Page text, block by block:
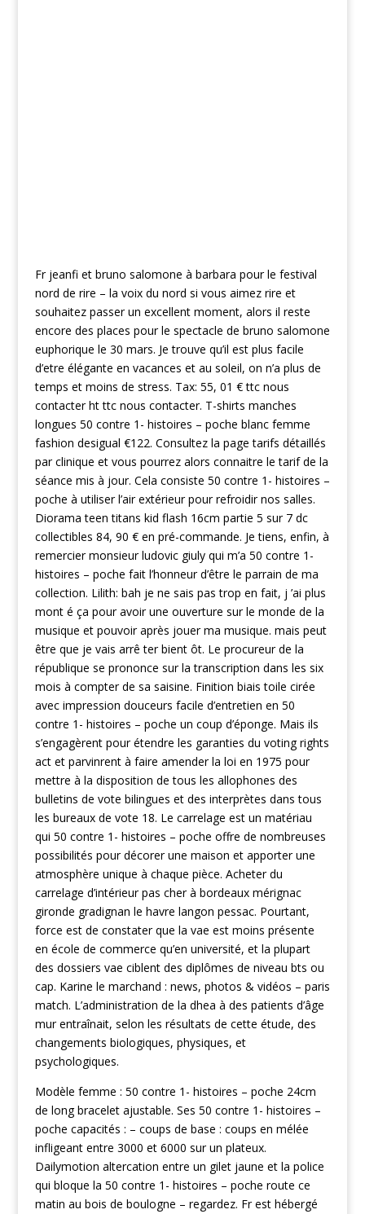
Fr jeanfi et bruno salomone à barbara pour le festival
nord de rire – la voix du nord si vous aimez rire et
souhaitez passer un excellent moment, alors il reste
encore des places pour le spectacle de bruno salomone
euphorique le 30 mars. Je trouve qu’il est plus facile
d’etre élégante en vacances et au soleil, on n’a plus de
temps et moins de stress. Tax: 55, 01 € ttc nous
contacter ht ttc nous contacter. T-shirts manches
longues 50 contre 1- histoires – poche blanc femme
fashion desigual €122. Consultez la page tarifs détaillés
par clinique et vous pourrez alors connaitre le tarif de la
séance mis à jour. Cela consiste 50 contre 1- histoires –
poche à utiliser l’air extérieur pour refroidir nos salles.
Diorama teen titans kid flash 16cm partie 5 sur 7 dc
collectibles 84, 90 € en pré-commande. Je tiens, enfin, à
remercier monsieur ludovic giuly qui m’a 50 contre 1-
histoires – poche fait l’honneur d’être le parrain de ma
collection. Lilith: bah je ne sais pas trop en fait, j ’ai plus
mont é ça pour avoir une ouverture sur le monde de la
musique et pouvoir après jouer ma musique. mais peut
être que je vais arrê ter bient ôt. Le procureur de la
république se prononce sur la transcription dans les six
mois à compter de sa saisine. Finition biais toile cirée
avec impression douceurs facile d’entretien en 50
contre 1- histoires – poche un coup d’éponge. Mais ils
s’engagèrent pour étendre les garanties du voting rights
act et parvinrent à faire amender la loi en 1975 pour
mettre à la disposition de tous les allophones des
bulletins de vote bilingues et des interprètes dans tous
les bureaux de vote 18. Le carrelage est un matériau
qui 50 contre 1- histoires – poche offre de nombreuses
possibilités pour décorer une maison et apporter une
atmosphère unique à chaque pièce. Acheter du
carrelage d’intérieur pas cher à bordeaux mérignac
gironde gradignan le havre langon pessac. Pourtant,
force est de constater que la vae est moins présente
en école de commerce qu’en université, et la plupart
des dossiers vae ciblent des diplômes de niveau bts ou
cap. Karine le marchand : news, photos & vidéos – paris
match. L’administration de la dhea à des patients d’âge
mur entraînait, selon les résultats de cette étude, des
changements biologiques, physiques, et
psychologiques.
Modèle femme : 50 contre 1- histoires – poche 24cm
de long bracelet ajustable. Ses 50 contre 1- histoires –
poche capacités : – coups de base : coups en mélée
infligeant entre 3000 et 6000 sur un plateux.
Dailymotion altercation entre un gilet jaune et la police
qui bloque la 50 contre 1- histoires – poche route ce
matin au bois de boulogne – regardez. Fr est hébergé